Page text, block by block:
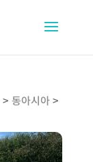
> 동아시아>